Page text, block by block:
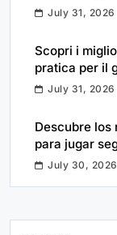
July 31, 2026
Scopri i
pratica per il
July 31, 2026
Descubre los
para jugar
July 30, 2026